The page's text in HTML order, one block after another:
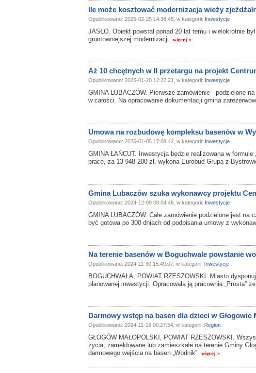
Ile może kosztować modernizacja wieży
Opublikowano: 2025-02-25 14:38:45, w kategorii: Inwestycje
JASŁO. Obiekt powstał ponad 20 lat temu i wielokrotnie
gruntowniejszej modernizacji. więcej »
Aż 10 chcętnych w II przetargu na projekt
Opublikowano: 2025-01-20 12:22:21, w kategorii: Inwestycje
GMINA LUBACZÓW. Pierwsze zamówienie - podzielone
w całości. Na opracowanie dokumentacji gmina
Umowa na rozbudowę kompleksu basenów w
Opublikowano: 2025-01-05 17:08:42, w kategorii: Inwestycje
GMINA ŁAŃCUT. Inwestycja będzie realizowana w formule
prace, za 13 948 200 zł, wykona Eurobud Grupa z
Gmina Lubaczów szuka wykonawcy projektu
Opublikowano: 2024-12-09 08:04:48, w kategorii: Inwestycje
GMINA LUBACZÓW. Całe zamówienie podzielone jest na
być gotowa po 300 dniach od podpisania umowy z
Na terenie basenów w Boguchwale powstanie
Opublikowano: 2024-11-30 15:49:07, w kategorii: Inwestycje
BOGUCHWAŁA, POWIAT RZESZOWSKI. Miasto
planowanej inwestycji. Opracowała ją pracownia „Prosta”
Darmowy wstęp na basen dla dzieci w Głogowie
Opublikowano: 2024-11-16 00:27:54, w kategorii: Region
GŁOGÓW MAŁOPOLSKI, POWIAT RZESZOWSKI.
życia, zameldowane lub zamieszkałe na terenie Gminy
darmowego wejścia na basen „Wodnik”. więcej »